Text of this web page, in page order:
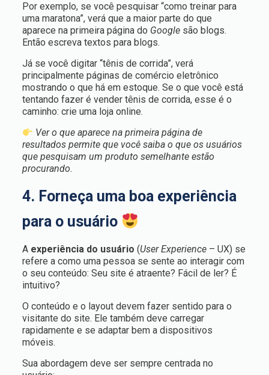
Por exemplo, se você pesquisar “como treinar para
uma maratona”, verá que a maior parte do que
aparece na primeira página do Googlesão blogs.
Então escreva textos para blogs.
Já se você digitar “tênis de corrida”, verá
principalmente páginas de comércio eletrônico
mostrando o que há em estoque. Se o que você está
tentando fazer é vender tênis de corrida, esse é o
caminho: crie uma loja online.
Ver o que aparece na primeira página de
resultados permite que você saiba o que os usuários
que pesquisam um produto semelhante estão
procurando.
4. Forneça uma boa experiência
para o usuário
A experiência do usuário (User Experience– UX) se
refere a como uma pessoa se sente ao interagir com
o seu conteúdo: Seu site é atraente? Fácil de ler? É
intuitivo?
O conteúdo e o layout devem fazer sentido para o
visitante do site. Ele também deve carregar
rapidamente e se adaptar bem a dispositivos
móveis.
Sua abordagem deve ser sempre centrada no